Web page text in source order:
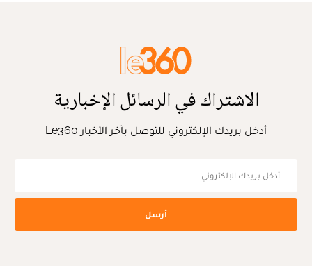
الاشتراك في الرسائل الإخبارية
أدخل بريدك الإلكتروني للتوصل بآخر الأخبار Le360
أرسل